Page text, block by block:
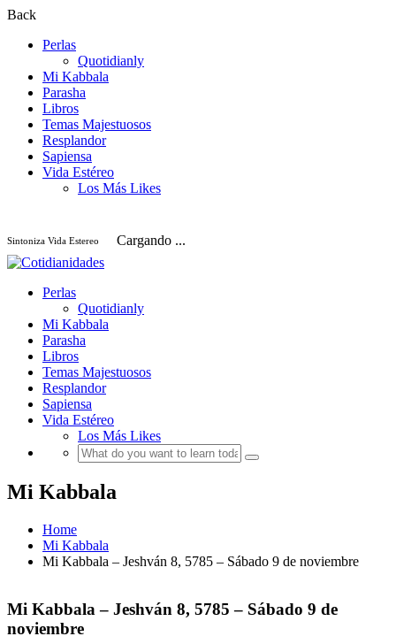
Back
Perlas
Quotidianly
Mi Kabbala
Parasha
Libros
Temas Majestuosos
Resplandor
Sapiensa
Vida Estéreo
Los Más Likes
Sintoniza Vida Estereo Cargando ...
Perlas
Quotidianly
Mi Kabbala
Parasha
Libros
Temas Majestuosos
Resplandor
Sapiensa
Vida Estéreo
Los Más Likes
Mi Kabbala
Home
Mi Kabbala
Mi Kabbala – Jeshván 8, 5785 – Sábado 9 de noviembre
Mi Kabbala – Jeshván 8, 5785 – Sábado 9 de
noviembre